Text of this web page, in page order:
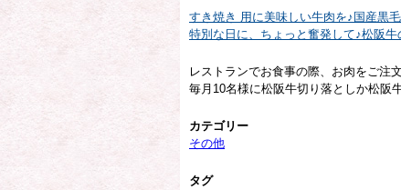
すき焼き 用に美味しい牛肉を♪国産黒
特別な日に、ちょっと奮発して♪松阪牛
レストランでお食事の際、お肉をご注
毎月10名様に松阪牛切り落としか松阪
カテゴリー
その他
タグ